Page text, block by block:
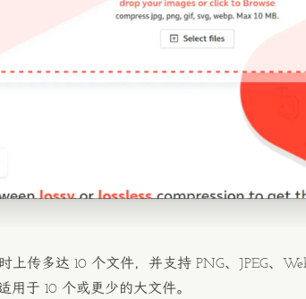
上传多达 10 个文件，并支持 PNG、JPEG、
用于 10 个或更少的大文件。